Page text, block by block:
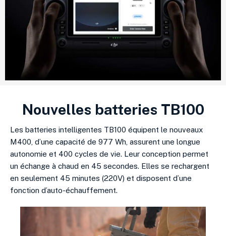
Nouvelles batteries TB100
Les batteries intelligentes TB100 équipent le nouveaux
M400, d’une capacité de 977 Wh, assurent une longue
autonomie et 400 cycles de vie. Leur conception permet
un échange à chaud en 45 secondes. Elles se rechargent
en seulement 45 minutes (220V) et disposent d’une
fonction d’auto-échauffement.